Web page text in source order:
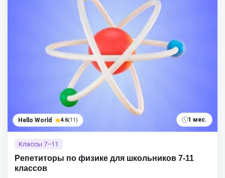
Hello World 4.6(11) 1 мес.
Классы 7–11
Репетиторы по физике для школьников 7-11
классов